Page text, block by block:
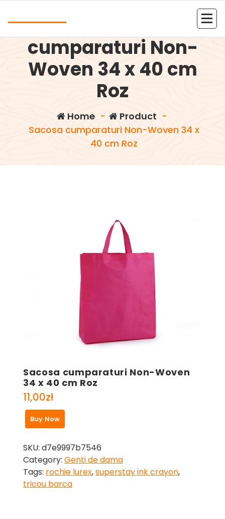
cumparaturi Non-
Woven 34 x 40 cm
Roz
Home- Product -
Sacosa cumparaturi Non-Woven 34 x
40 cm Roz
Sacosa cumparaturi Non-Woven
34 x 40 cm Roz
11,00zł
Buy Now
SKU: d7e9997b7546
Category: Genti de dama
Tags: rochie lurex,superstay ink crayon,
tricou barca